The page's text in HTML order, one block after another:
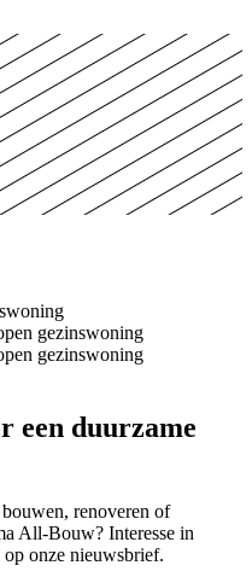
een duurzame
renoveren of
All-Bouw? Interesse in
onze nieuwsbrief.